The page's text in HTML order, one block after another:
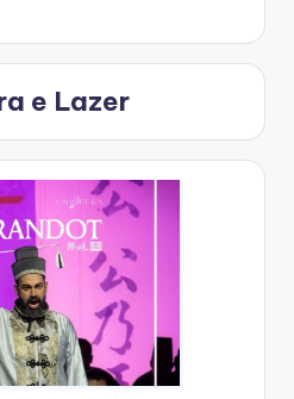
e Lazer